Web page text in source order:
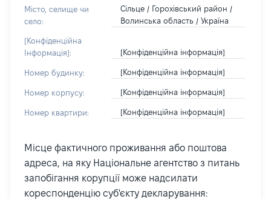
Місто, селище чи
село:
Сільце / Горохівський район /
Волинська область / Україна
[Конфіденційна
Інформація]:
[Конфіденційна інформація]
Номер будинку: [Конфіденційна інформація]
Номер корпусу: [Конфіденційна інформація]
Номер квартири: [Конфіденційна інформація]
Місце фактичного проживання або поштова
адреса, на яку Національне агентство з питань
запобігання корупції може надсилати
кореспонденцію суб'єкту декларування: